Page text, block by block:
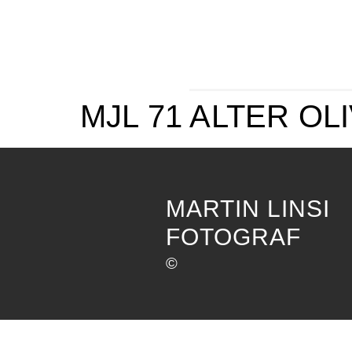
MJL 71 ALTER
MARTIN LINSI
FOTOGRAF
©